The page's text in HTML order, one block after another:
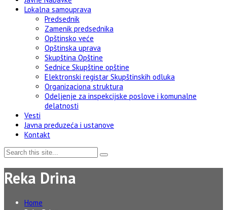
Lokalna samouprava
Predsednik
Zamenik predsednika
Opštinsko veće
Opštinska uprava
Skupština Opštine
Sednice Skupštine opštine
Elektronski registar Skupštinskih odluka
Organizaciona struktura
Odeljenje za inspekcijske poslove i komunalne
delatnosti
Vesti
Javna preduzeća i ustanove
Kontakt
Reka Drina
Home